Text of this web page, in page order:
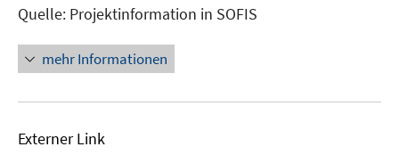
Quelle: Projektinformation in SOFIS
mehr Informationen
Externer Link